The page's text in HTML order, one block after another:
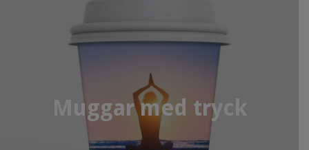
Muggar med tryck